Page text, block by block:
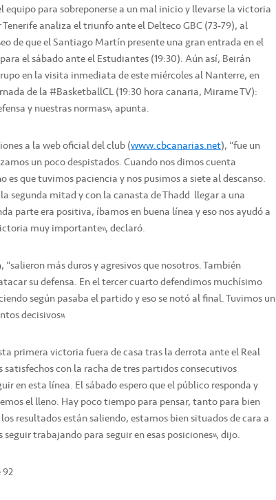
equipo para sobreponerse a un mal inicio y llevarse la victoria
analiza el triunfo ante el Delteco GBC (73-79), al
de que el Santiago Martín presente una gran entrada en el
el sábado ante el Estudiantes (19:30). Aún así, Beirán
en la visita inmediata de este miércoles al Nanterre, en
de la #BasketballCL (19:30 hora canaria, Mirame TV):
y nuestras normas”, apunta.
a la web oficial del club (www.cbcanarias.net), “fue un
un poco despistados. Cuando nos dimos cuenta
es que tuvimos paciencia y nos pusimos a siete al descanso.
segunda mitad y con la canasta de Thadd llegar a una
parte era positiva, íbamos en buena línea y eso nos ayudó a
muy importante”, declaró.
más duros y agresivos que nosotros. También
su defensa. En el tercer cuarto defendimos muchísimo
según pasaba el partido y eso se notó al final. Tuvimos un
decisivos”.
primera victoria fuera de casa tras la derrota ante el Real
satisfechos con la racha de tres partidos consecutivos
en esta línea. El sábado espero que el público responda y
el lleno. Hay poco tiempo para pensar, tanto para bien
resultados están saliendo, estamos bien situados de cara a
trabajando para seguir en esas posiciones”, dijo.